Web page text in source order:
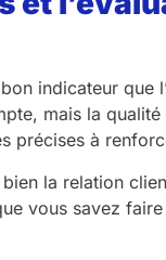
indicateur que
mais la
précises à
la relation
vous savez